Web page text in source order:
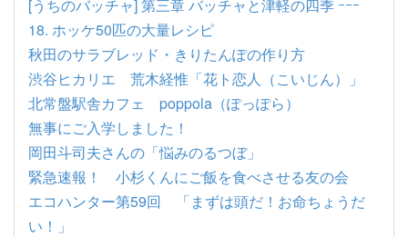
[うちのバッチャ] 第三章 バッチャと津軽の四季 ｰｰｰ
18. ホッケ50匹の大量レシピ
秋田のサラブレッド・きりたんぽの作り方
渋谷ヒカリエ 荒木経惟「花ト恋人（こいじん）」
北常盤駅舎カフェ poppola（ぽっぽら）
無事にご入学しました！
岡田斗司夫さんの「悩みのるつぼ」
緊急速報！ 小杉くんにご飯を食べさせる友の会
エコハンター第59回 「まずは頭だ！お命ちょうだ
い！」